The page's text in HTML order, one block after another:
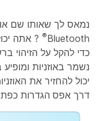
נמאס לך שאותו שם
Bluetooth
® ? אתה
יכול להחזיר את
דרך אפס הגדרות